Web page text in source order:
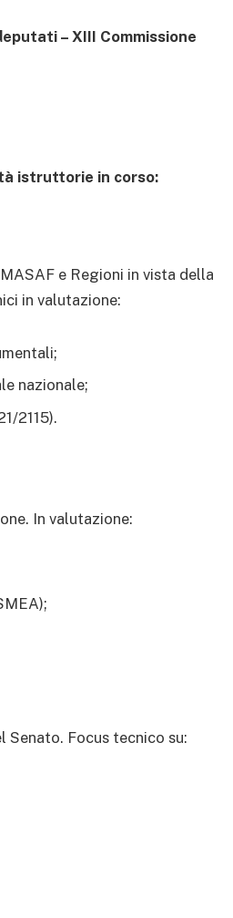
– XIII Commissione
istruttorie in corso:
e Regioni in vista della
in valutazione:
nazionale;
2115).
In valutazione:
Senato. Focus tecnico su: